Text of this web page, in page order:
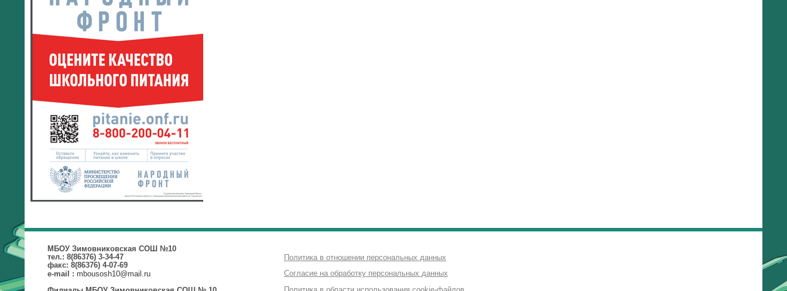
МБОУ Зимовниковская СОШ №10
тел.: 8(86376) 3-34-47
факс: 8(86376) 4-07-69
e-mail : mbousosh10@mail.ru
Политика в отношении персональных данных
Согласие на обработку персональных данных